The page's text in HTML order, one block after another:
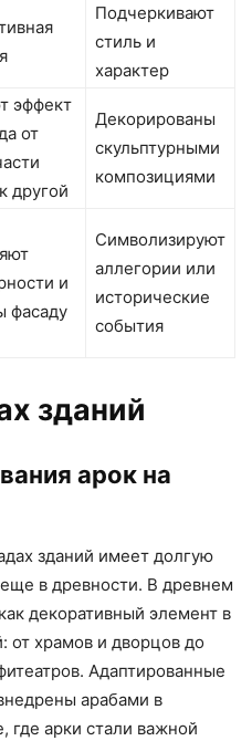
Подчеркивают
стиль и
характер
эффект
от
другой
Декорированы
скульптурными
композициями
и
фасаду
Символизируют
аллегории или
исторические
события
зданий
арок на
зданий имеет долгую
в древности. В древнем
декоративный элемент в
от храмов и дворцов до
Адаптированные
арабами в
где арки стали важной